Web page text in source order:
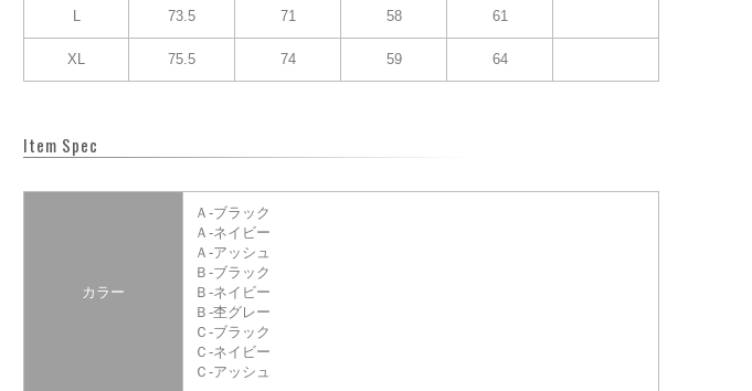
L 73.5 71 58 61
XL 75.5 74 59 64
Item Spec
カラー
Ａ-ブラック
Ａ-ネイビー
Ａ‐アッシュ
Ｂ-ブラック
Ｂ-ネイビー
Ｂ-杢グレー
Ｃ-ブラック
Ｃ-ネイビー
Ｃ-アッシュ